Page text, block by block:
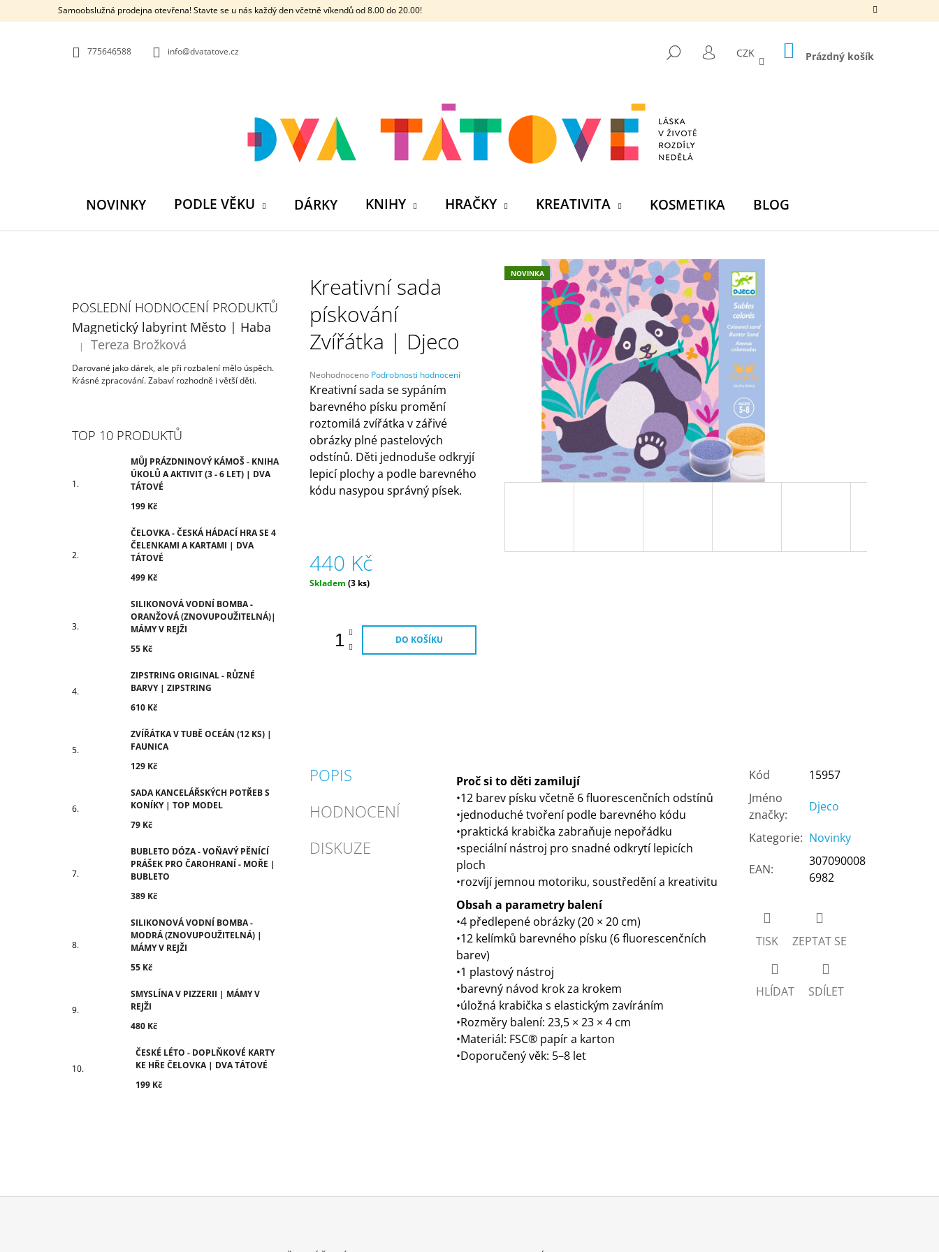
Samoobslužná prodejna otevřena! Stavte se u nás každý den včetně víkendů od 8.00 do 20.00!
775646588 info@dvatatove.cz HLEDAT
PŘIHLÁŠENÍ
CZK NÁKUPNÍ
KOŠÍK
Prázdný košík
NOVINKY PODLE VĚKU DÁRKY KNIHY HRAČKY KREATIVITA KOSMETIKA BLOG
POSLEDNÍ HODNOCENÍ PRODUKTŮ
Magnetický labyrint Město | Haba
Hodnocení produktu je 5 z 5 hvězdiček.
| Tereza Brožková
Darované jako dárek, ale při rozbalení mělo úspěch.
Krásné zpracování. Zabaví rozhodně i větší děti.
TOP 10 PRODUKTŮ
MŮJ PRÁZDNINOVÝ KÁMOŠ - KNIHA
ÚKOLŮ A AKTIVIT (3 - 6 LET) | DVA
TÁTOVÉ
199 Kč
ČELOVKA - ČESKÁ HÁDACÍ HRA SE 4
ČELENKAMI A KARTAMI | DVA
TÁTOVÉ
499 Kč
SILIKONOVÁ VODNÍ BOMBA -
ORANŽOVÁ (ZNOVUPOUŽITELNÁ)|
MÁMY V REJŽI
55 Kč
ZIPSTRING ORIGINAL - RŮZNÉ
BARVY | ZIPSTRING
610 Kč
ZVÍŘÁTKA V TUBĚ OCEÁN (12 KS) |
FAUNICA
129 Kč
SADA KANCELÁŘSKÝCH POTŘEB S
KONÍKY | TOP MODEL
79 Kč
BUBLETO DÓZA - VOŇAVÝ PĚNÍCÍ
PRÁŠEK PRO ČAROHRANÍ - MOŘE |
BUBLETO
389 Kč
SILIKONOVÁ VODNÍ BOMBA -
MODRÁ (ZNOVUPOUŽITELNÁ) |
MÁMY V REJŽI
55 Kč
SMYSLÍNA V PIZZERII | MÁMY V
REJŽI
480 Kč
ČESKÉ LÉTO - DOPLŇKOVÉ KARTY
KE HŘE ČELOVKA | DVA TÁTOVÉ
199 Kč
Kreativní sada
pískování
Zvířátka | Djeco
Průměrné
hodnocení
produktu
je
0,0
z
hvězdiček.
Neohodnoceno Podrobnosti hodnocení
NOVINKA
Kreativní sada se sypáním
barevného písku promění
roztomilá zvířátka v zářivé
obrázky plné pastelových
odstínů. Děti jednoduše odkryjí
lepicí plochy a podle barevného
kódu nasypou správný písek.
440 Kč
Měrná
Skladem (3 ks)
DO KOŠÍKU
POPIS
HODNOCENÍ
DISKUZE
Proč si to děti zamilují
•12 barev písku včetně 6 fluorescenčních odstínů
•jednoduché tvoření podle barevného kódu
•praktická krabička zabraňuje nepořádku
•speciální nástroj pro snadné odkrytí lepicích
ploch
•rozvíjí jemnou motoriku, soustředění a kreativitu
Obsah a parametry balení
•4 předlepené obrázky (20 × 20 cm)
•12 kelímků barevného písku (6 fluorescenčních
barev)
•1 plastový nástroj
•barevný návod krok za krokem
•úložná krabička s elastickým zavíráním
•Rozměry balení: 23,5 × 23 × 4 cm
•Materiál: FSC® papír a karton
•Doporučený věk: 5–8 let
Kód
15957
Jméno
značky:
Djeco
Kategorie: Novinky
EAN:
307090008
6982
TISK ZEPTAT SE
HLÍDAT SDÍLET
O
HLEDAT
MŮJ PRÁZDNINOVÝ KÁMOŠ - KNIHA
ÚKOLŮ A AKTIVIT (3 - 6 LET) | DVA
TÁTOVÉ
199 Kč
ČELOVKA - ČESKÁ HÁDACÍ HRA SE 4
ČELENKAMI A KARTAMI | DVA TÁTOVÉ
499 Kč
SILIKONOVÁ VODNÍ BOMBA -
ORANŽOVÁ (ZNOVUPOUŽITELNÁ)|
MÁMY V REJŽI
55 Kč